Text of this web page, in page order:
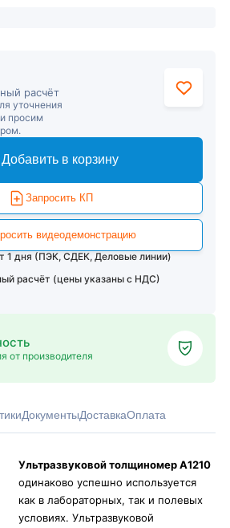
расчёт
уточнения
просим
Добавить в корзину
Запросить КП
видеодемонстрацию
1 дня (ПЭК, СДЕК, Деловые линии)
расчёт (цены указаны с НДС)
от производителя
ДокументыДоставкаОплата
Ультразвуковой толщиномер А1210
одинаково успешно используется
как в лабораторных, так и полевых
условиях. Ультразвуковой